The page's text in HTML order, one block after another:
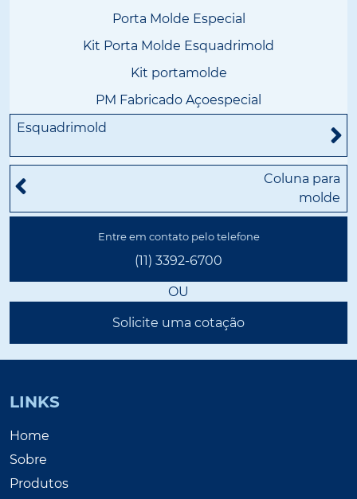
Porta Molde Especial
Kit Porta Molde Esquadrimold
Kit portamolde
PM Fabricado Açoespecial
Esquadrimold
Coluna para
molde
Entre em contato pelo telefone
(11) 3392-6700
OU
Solicite uma cotação
LINKS
Home
Sobre
Produtos